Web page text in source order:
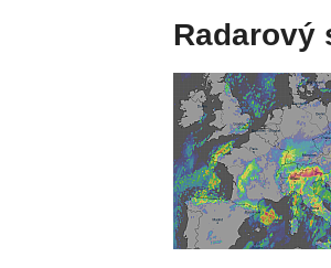
Radarový